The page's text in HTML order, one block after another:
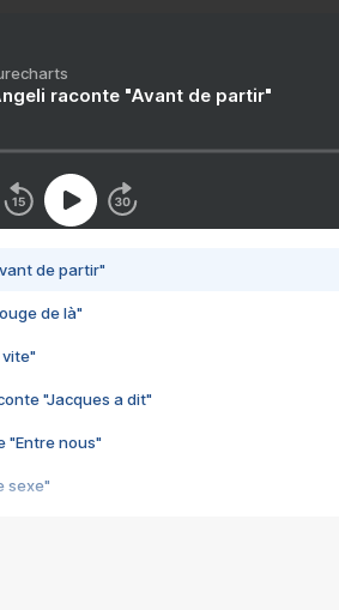
raconte "Avant de partir"
de partir"
de là"
vite"
"Jacques a dit"
"Entre nous"
sexe"